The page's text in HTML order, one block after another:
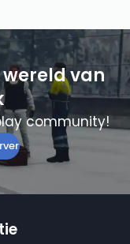
van
community!